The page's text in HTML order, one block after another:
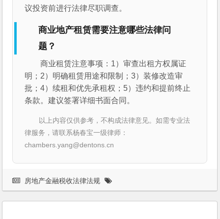
议投资前进行法律尽职调查。
商业地产租赁需要注意哪些法律问
题？
商业租赁注意事项：1）审查出租方权属证
明；2）明确租赁用途和限制；3）装修改造审
批；4）续租和优先承租权；5）违约和提前终止
条款。建议签署详细书面合同。
以上内容仅供参考，不构成法律意见。如需专业法
律服务，请联系杨春宝一级律师：
chambers.yang@dentons.cn
房地产金融税收法律法规